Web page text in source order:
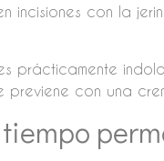
incisiones con la
prácticamente
previene con una